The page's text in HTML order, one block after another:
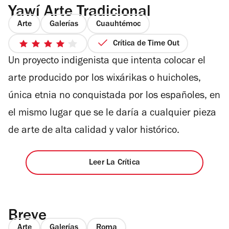
Yawí Arte Tradicional
Arte Galerías Cuauhtémoc
4
de
5
estrellas
Crítica de Time Out
Un proyecto indigenista que intenta colocar el
arte producido por los wixárikas o huicholes,
única etnia no conquistada por los españoles, en
el mismo lugar que se le daría a cualquier pieza
de arte de alta calidad y valor histórico.
Leer La Crítica
Breve